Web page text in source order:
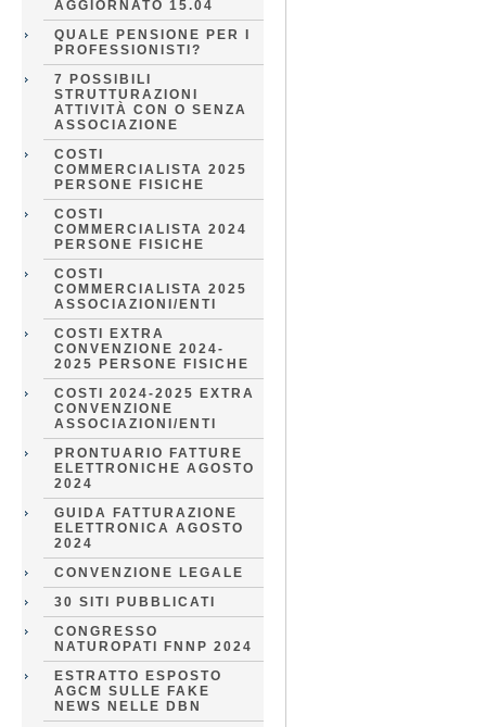
AGGIORNATO 15.04
QUALE PENSIONE PER I
PROFESSIONISTI?
7 POSSIBILI
STRUTTURAZIONI
ATTIVITÀ CON O SENZA
ASSOCIAZIONE
COSTI
COMMERCIALISTA 2025
PERSONE FISICHE
COSTI
COMMERCIALISTA 2024
PERSONE FISICHE
COSTI
COMMERCIALISTA 2025
ASSOCIAZIONI/ENTI
COSTI EXTRA
CONVENZIONE 2024-
2025 PERSONE FISICHE
COSTI 2024-2025 EXTRA
CONVENZIONE
ASSOCIAZIONI/ENTI
PRONTUARIO FATTURE
ELETTRONICHE AGOSTO
2024
GUIDA FATTURAZIONE
ELETTRONICA AGOSTO
2024
CONVENZIONE LEGALE
30 SITI PUBBLICATI
CONGRESSO
NATUROPATI FNNP 2024
ESTRATTO ESPOSTO
AGCM SULLE FAKE
NEWS NELLE DBN